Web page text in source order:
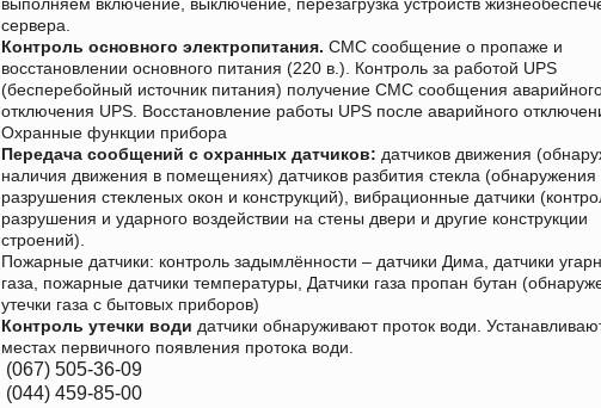
сервера.
Контроль основного электропитания. СМС сообщение о пропаже и
восстановлении основного питания (220 в.). Контроль за работой UPS
(бесперебойный источник питания) получение СМС сообщения
отключения UPS. Восстановление работы UPS после аварийного
Охранные функции прибора
Передача сообщений с охранных датчиков: датчиков движения
наличия движения в помещениях) датчиков разбития стекла (обнаружения
разрушения стекленых окон и конструкций), вибрационные датчики
разрушения и ударного воздействии на стены двери и другие конструкции
строений).
Пожарные датчики: контроль задымлённости – датчики Дима, датчики
газа, пожарные датчики температуры, Датчики газа пропан бутан
утечки газа с бытовых приборов)
Контроль утечки води датчики обнаруживают проток води.
местах первичного появления протока води.
(067) 505-36-09
(044) 459-85-00